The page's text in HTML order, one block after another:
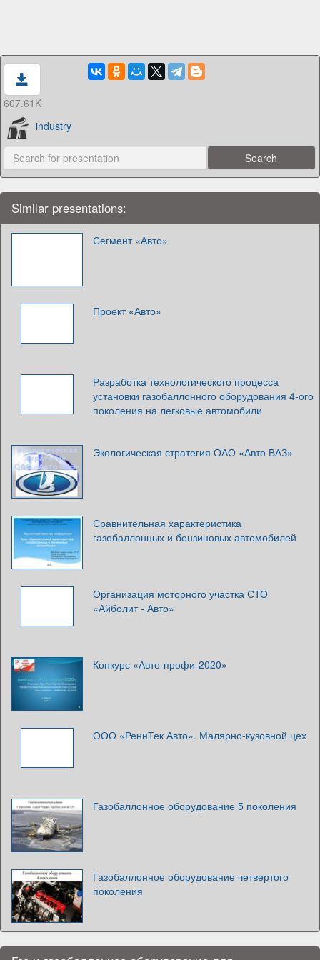
607.61K
industry
Similar presentations:
Сегмент «Авто»
Проект «Авто»
Разработка технологического процесса
установки газобаллонного оборудования 4-ого
поколения на легковые автомобили
Экологическая стратегия ОАО «Авто ВАЗ»
Сравнительная характеристика
газобаллонных и бензиновых автомобилей
Организация моторного участка СТО
«Айболит - Авто»
Конкурс «Авто-профи-2020»
ООО «РеннТек Авто». Малярно-кузовной цех
Газобаллонное оборудование 5 поколения
Газобаллонное оборудование четвертого
поколения